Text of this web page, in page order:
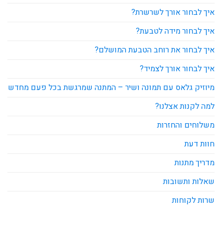
איך לבחור אורך לשרשרת?
איך לבחור מידה לטבעת?
איך לבחור את רוחב הטבעת המושלם?
איך לבחור אורך לצמיד?
מיוזיק גלאס עם תמונה ושיר – המתנה שמרגשת בכל פעם מחדש
למה לקנות אצלנו?
משלוחים והחזרות
חוות דעת
מדריך מתנות
שאלות ותשובות
שרות לקוחות